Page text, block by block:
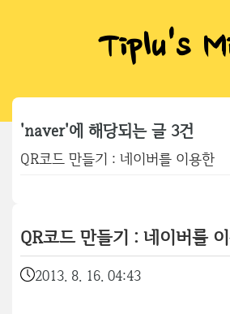
Tiplu's
'naver'에 해당되는 글 3건
QR코드 만들기 : 네이버를 이용한
QR코드 만들기 : 네이버를
2013. 8. 16. 04:43